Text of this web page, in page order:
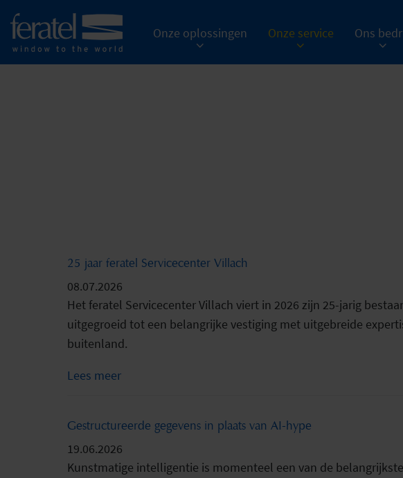
Onze oplossingen Onze service Ons
25 jaar feratel Servicecenter Villach
08.07.2026
Het feratel Servicecenter Villach viert in 2026 zijn 25-jarig
uitgegroeid tot een belangrijke vestiging met uitgebreide
buitenland.
Lees meer
Gestructureerde gegevens in plaats van AI-hype
19.06.2026
Kunstmatige intelligentie is momenteel een van de